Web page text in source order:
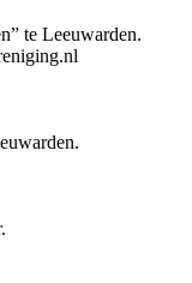
te Leeuwarden.